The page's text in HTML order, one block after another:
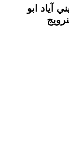
آياد ابو